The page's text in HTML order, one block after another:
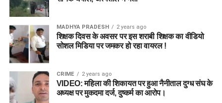
MADHYA PRADESH 2 years ago
शिक्षक दिवस के अवसर पर इस शराबी शिक्षक का वीडियो
सोशल मिडिया पर जमकर हो रहा वायरल !
CRIME 2 years ago
VIDEO: महिला की शिकायत पर हुआ नैनीताल दुग्ध संघ के
अध्यक्ष पर मुकदमा दर्ज, दुष्कर्म का आरोप।